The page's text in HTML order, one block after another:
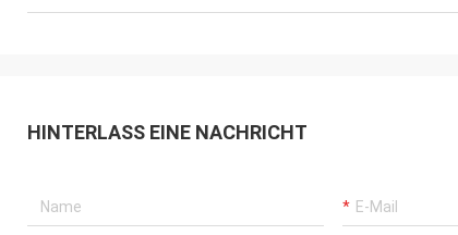
HINTERLASS EINE NACHRICHT